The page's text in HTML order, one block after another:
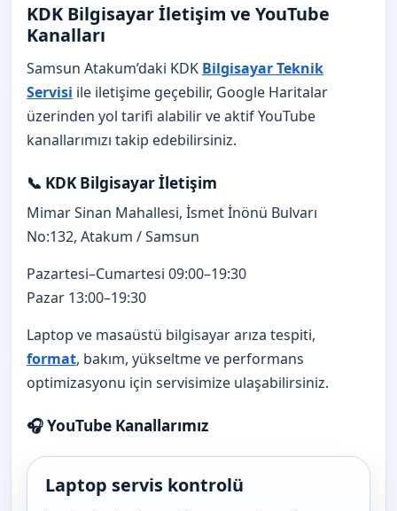
KDK Bilgisayar İletişim ve YouTube
Kanalları
Samsun Atakum’daki KDK Bilgisayar Teknik
Servisi ile iletişime geçebilir, Google Haritalar
üzerinden yol tarifi alabilir ve aktif YouTube
kanallarımızı takip edebilirsiniz.
📞 KDK Bilgisayar İletişim
Mimar Sinan Mahallesi, İsmet İnönü Bulvarı
No:132, Atakum / Samsun
Pazartesi–Cumartesi 09:00–19:30
Pazar 13:00–19:30
Laptop ve masaüstü bilgisayar arıza tespiti,
format, bakım, yükseltme ve performans
optimizasyonu için servisimize ulaşabilirsiniz.
🎧 YouTube Kanallarımız
Laptop servis kontrolü